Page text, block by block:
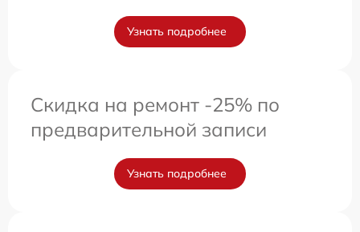
Узнать подробнее
Скидка на ремонт -25% по
предварительной записи
Узнать подробнее